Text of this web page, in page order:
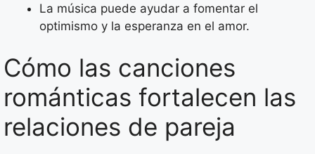
La música puede ayudar a fomentar el
optimismo y la esperanza en el amor.
Cómo las canciones
románticas fortalecen las
relaciones de pareja